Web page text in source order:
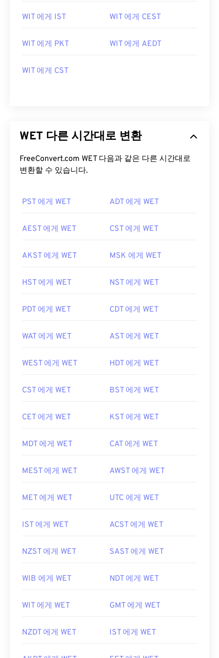
WIT 에게 IST WIT 에게 CEST
WIT 에게 PKT WIT 에게 AEDT
WIT 에게 CST
WET 다른 시간대로 변환
FreeConvert.com WET 다음과 같은 다른 시간대로
변환할 수 있습니다.
PST 에게 WET ADT 에게 WET
AEST 에게 WET CST 에게 WET
AKST 에게 WET MSK 에게 WET
HST 에게 WET NST 에게 WET
PDT 에게 WET CDT 에게 WET
WAT 에게 WET AST 에게 WET
WEST 에게 WET HDT 에게 WET
CST 에게 WET BST 에게 WET
CET 에게 WET KST 에게 WET
MDT 에게 WET CAT 에게 WET
MEST 에게 WET AWST 에게 WET
MET 에게 WET UTC 에게 WET
IST 에게 WET ACST 에게 WET
NZST 에게 WET SAST 에게 WET
WIB 에게 WET NDT 에게 WET
WIT 에게 WET GMT 에게 WET
NZDT 에게 WET IST 에게 WET